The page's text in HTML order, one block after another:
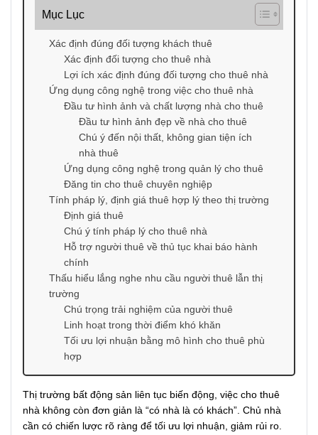
Mục Lục
Xác định đúng đối tượng khách thuê
Xác định đối tượng cho thuê nhà
Lợi ích xác định đúng đối tượng cho thuê nhà
Ứng dụng công nghệ trong việc cho thuê nhà
Đầu tư hình ảnh và chất lượng nhà cho thuê
Đầu tư hình ảnh đẹp về nhà cho thuê
Chú ý đến nội thất, không gian tiện ích
nhà thuê
Ứng dụng công nghệ trong quản lý cho thuê
Đăng tin cho thuê chuyên nghiệp
Tính pháp lý, định giá thuê hợp lý theo thị trường
Định giá thuê
Chú ý tính pháp lý cho thuê nhà
Hỗ trợ người thuê về thủ tục khai báo hành
chính
Thấu hiểu lắng nghe nhu cầu người thuê lẫn thị
trường
Chú trọng trải nghiệm của người thuê
Linh hoạt trong thời điểm khó khăn
Tối ưu lợi nhuận bằng mô hình cho thuê phù
hợp
Thị trường bất động sản liên tục biến động, việc cho thuê
nhà không còn đơn giản là “có nhà là có khách”. Chủ nhà
cần có chiến lược rõ ràng để tối ưu lợi nhuận, giảm rủi ro.